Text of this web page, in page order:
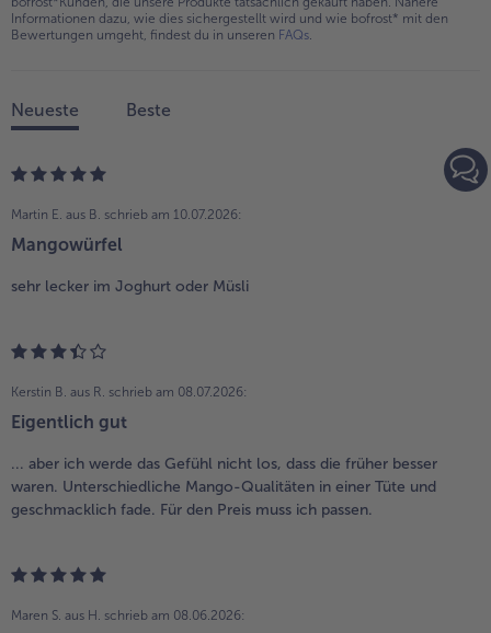
Informationen dazu, wie dies sichergestellt wird und wie bofrost* mit den
Bewertungen umgeht, findest du in unseren FAQs
Neueste Beste
Martin E. aus B. schrieb am 10.07.2026:
Mangowürfel
sehr lecker im Joghurt oder Müsli
Kerstin B. aus R. schrieb am 08.07.2026:
Eigentlich gut
... aber ich werde das Gefühl nicht los, dass die früher besser
waren. Unterschiedliche Mango-Qualitäten in einer Tüte und
geschmacklich fade. Für den Preis muss ich passen.
Maren S. aus H. schrieb am 08.06.2026: